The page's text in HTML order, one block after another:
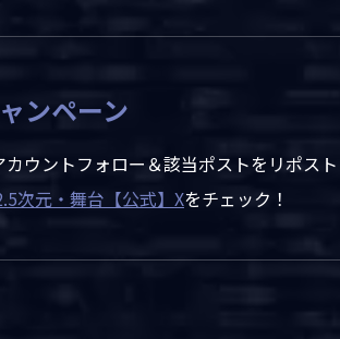
ンペーン
ウントフォロー＆該当ポストをリポス
次元・舞台【公式】Xをチェック！